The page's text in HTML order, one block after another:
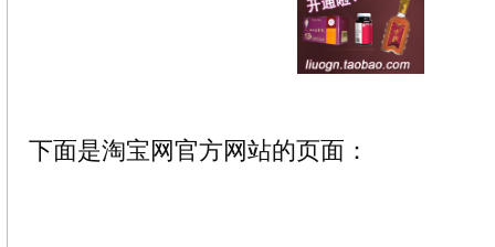
下面是淘宝网官方网站的页面：